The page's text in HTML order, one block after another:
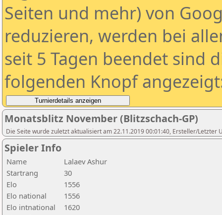
Seiten und mehr) von
reduzieren, werden bei
seit 5 Tagen beendet sind
folgenden Knopf
Monatsblitz November (Blitzschach-GP)
Die Seite wurde zuletzt aktualisiert am 22.11.2019 00:01:40, Ersteller/Letzter
Spieler Info
Name
Lalaev Ashur
Startrang
30
Elo
1556
Elo national
1556
Elo intnational
1620